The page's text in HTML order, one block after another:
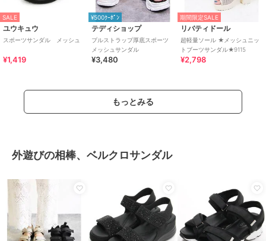
SALE
ユウキュウ
スポーツサンダル メッシュ
¥1,419
¥500ｸｰﾎﾟﾝ
テディショップ
プルストラップ厚底スポーツ
メッシュサンダル
¥3,480
期間限定SALE
リバティドール
超軽量ソール ★メッシュニッ
トブーツサンダル★9115
¥2,798
もっとみる
外遊びの相棒、ベルクロサンダル